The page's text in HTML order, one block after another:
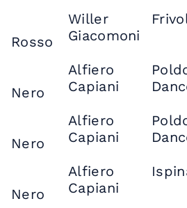
Rosso
Willer
Giacomoni
Nero
Alfiero
Capiani
Nero
Alfiero
Capiani
Nero
Alfiero
Capiani